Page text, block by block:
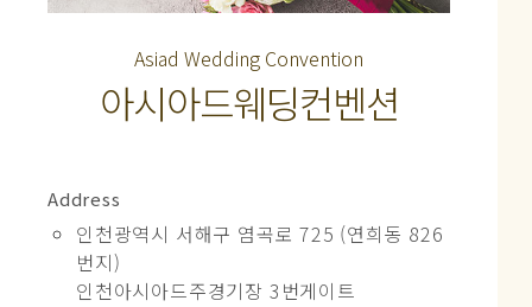
Asiad Wedding Convention
아시아드웨딩컨벤션
Address
인천광역시 서해구 염곡로 725 (연희동 826
번지)
인천아시아드주경기장 3번게이트